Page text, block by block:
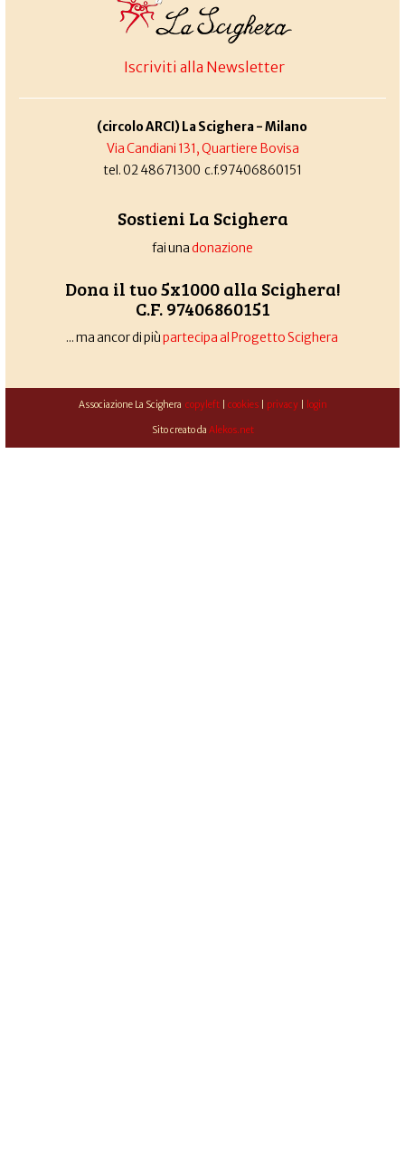
Iscriviti alla Newsletter
(circolo ARCI) La Scighera - Milano
Via Candiani 131, Quartiere Bovisa
tel. 02 48671300 c.f.97406860151
Sostieni La Scighera
fai unadonazione
Dona il tuo 5x1000 alla Scighera!
C.F. 97406860151
... ma ancor di piùpartecipa al Progetto Scighera
Associazione La Scighera copyleft| cookies| privacy| login
Sito creato da Alekos.net